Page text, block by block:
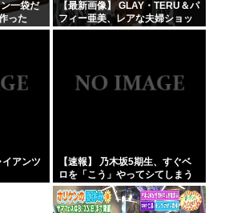
ン一袋だ
った
【最新画像】 GLAY・TERU＆パ
フィー亜美、レアな夫婦ショッ
トを公開してしまう！
イアンツ
【速報】 乃木坂5期生、すぐベ
ロを「こう」やってシてしまう
ｗｗｗｗｗｗ